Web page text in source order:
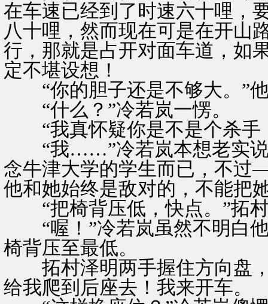
在车速已经到了时速六十哩，
八十哩，然而现在可是在开山
行，那就是占开对面车道，如
定不堪设想！
“你的胆子还是不够大。”
“什么？”冷若岚一愣。
“我真怀疑你是不是个杀手
“我……”冷若岚本想老实说
念牛津大学的学生而已，不
他和她始终是敌对的，不能把
“把椅背压低，快点。”拓村
“喔！”冷若岚虽然不明白他
椅背压至最低。
拓村泽明两手握住方向盘，
给我爬到后座去！我来开车。